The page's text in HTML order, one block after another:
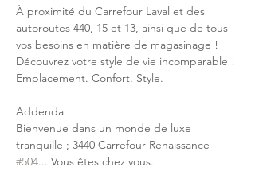
À proximité du Carrefour Laval et des
autoroutes 440, 15 et 13, ainsi que de tous
vos besoins en matière de magasinage !
Découvrez votre style de vie incomparable !
Emplacement. Confort. Style.
Addenda
Bienvenue dans un monde de luxe
tranquille ; 3440 Carrefour Renaissance
#504... Vous êtes chez vous.